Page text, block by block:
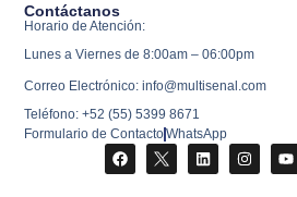
Contáctanos
Horario de Atención:
Lunes a Viernes de 8:00am – 06:00pm
Correo Electrónico: info@multisenal.com
Teléfono: +52 (55) 5399 8671
Formulario de ContactoWhatsApp